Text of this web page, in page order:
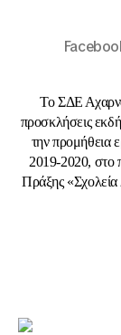
Το ΣΔΕ
προσκλήσεις
την προμήθεια
2019-2020,
Πράξης